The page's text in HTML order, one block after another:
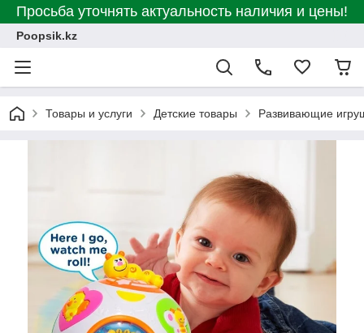
Просьба уточнять актуальность наличия и цены!
Poopsik.kz
Товары и услуги Детские товары Развивающие